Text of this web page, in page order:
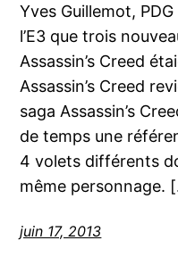
Yves Guillemot,
l’E3 que trois
Assassin’s Creed
Assassin’s Creed
saga Assassin’s
de temps une
4 volets différents
même personnage.
juin 17, 2013